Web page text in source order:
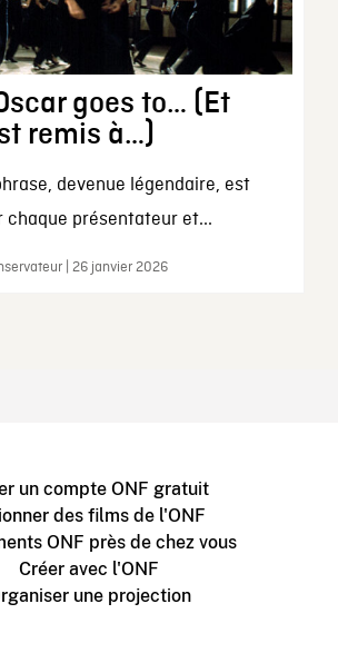
goes to… (Et
remis à…)
devenue légendaire, est
chaque présentateur et...
| 26 janvier 2026
un compte ONF gratuit
des films de l'ONF
ONF près de chez vous
Créer avec l'ONF
une projection